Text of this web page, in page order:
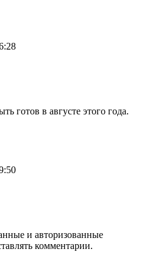
готов в августе этого года.
и авторизованные
комментарии.